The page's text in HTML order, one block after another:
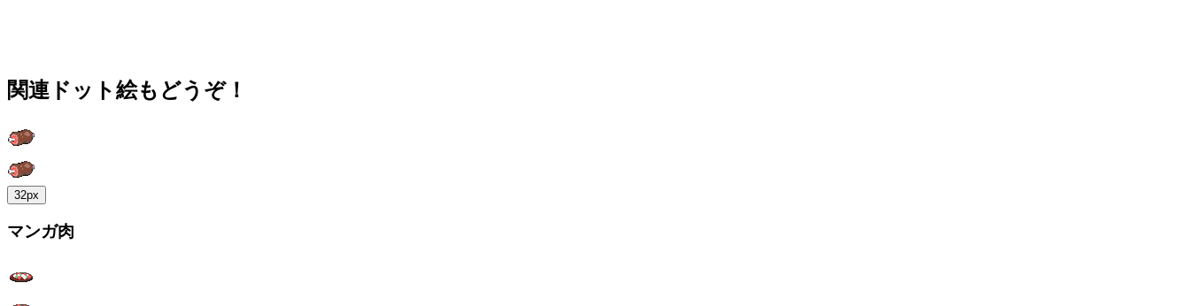
関連ドット絵もどうぞ！
32px
マンガ肉